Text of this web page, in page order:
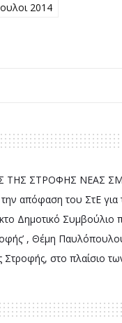
2014
ΤΗΣ ΣΤΡΟΦΗΣ ΝΕΑΣ
την απόφαση του ΣτΕ
Δημοτικό Συμβούλιο
, Θέμη
Στροφής, στο πλαίσιο